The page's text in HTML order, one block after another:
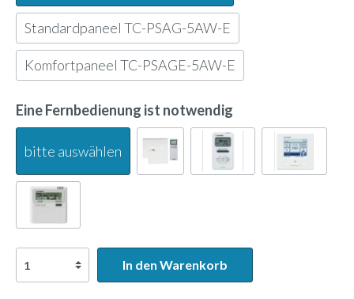
Standardpaneel TC-PSAG-5AW-E
Komfortpaneel TC-PSAGE-5AW-E
Eine Fernbedienung ist notwendig
bitte auswählen
In den Warenkorb